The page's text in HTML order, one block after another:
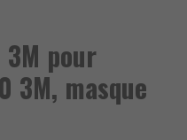
pour
3M, masque